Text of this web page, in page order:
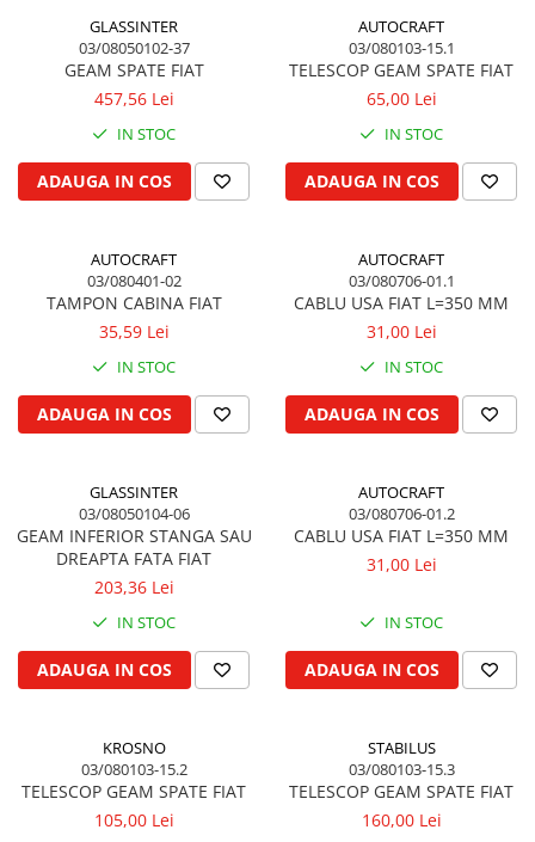
Pistoane, segmenti, camasi
Camasa motor
Inele camasa motor
Pistoane motor
Set segmenti motor
Set motor
Pompe ulei motor
Pompa ulei motor
Racire motor
Palete ventilator radiator
Curele ventilator
Furtunuri radiator
Termostat apa
Intinzator de curea
Balansier bucsa punte fata
Cardan, planetara
Carter de butuc, pivot
Diferential
Disc de frana
Intrare diferential grup conic
Bucsa cuplare, rulment
Cutia de transfer
Bloc hidraulic monobloc
Arbore de ridicare
Cilindru hidraulic de ridicare
Bucsa, inel, oring, piese arbore
Cablu hidraulic, piese
Cutie de viteze
Ax cutie viteze
Bucsa cutie viteze
Pinion cutie viteze
Reductor transmisie
Pinion reductor transmisie
Rulment reductor transmisie
Simering, garnitura reductor
transmisie
GLASSINTER
03/08050102-37
GEAM SPATE FIAT
457,56 Lei
IN STOC
ADAUGA IN COS
AUTOCRAFT
03/080103-15.1
TELESCOP GEAM SPATE FIAT
65,00 Lei
IN STOC
ADAUGA IN COS
AUTOCRAFT
03/080401-02
TAMPON CABINA FIAT
35,59 Lei
IN STOC
ADAUGA IN COS
AUTOCRAFT
03/080706-01.1
CABLU USA FIAT L=350 MM
31,00 Lei
IN STOC
ADAUGA IN COS
GLASSINTER
03/08050104-06
GEAM INFERIOR STANGA SAU
DREAPTA FATA FIAT
203,36 Lei
IN STOC
ADAUGA IN COS
AUTOCRAFT
03/080706-01.2
CABLU USA FIAT L=350 MM
31,00 Lei
IN STOC
ADAUGA IN COS
KROSNO
03/080103-15.2
TELESCOP GEAM SPATE FIAT
105,00 Lei
STABILUS
03/080103-15.3
TELESCOP GEAM SPATE FIAT
160,00 Lei